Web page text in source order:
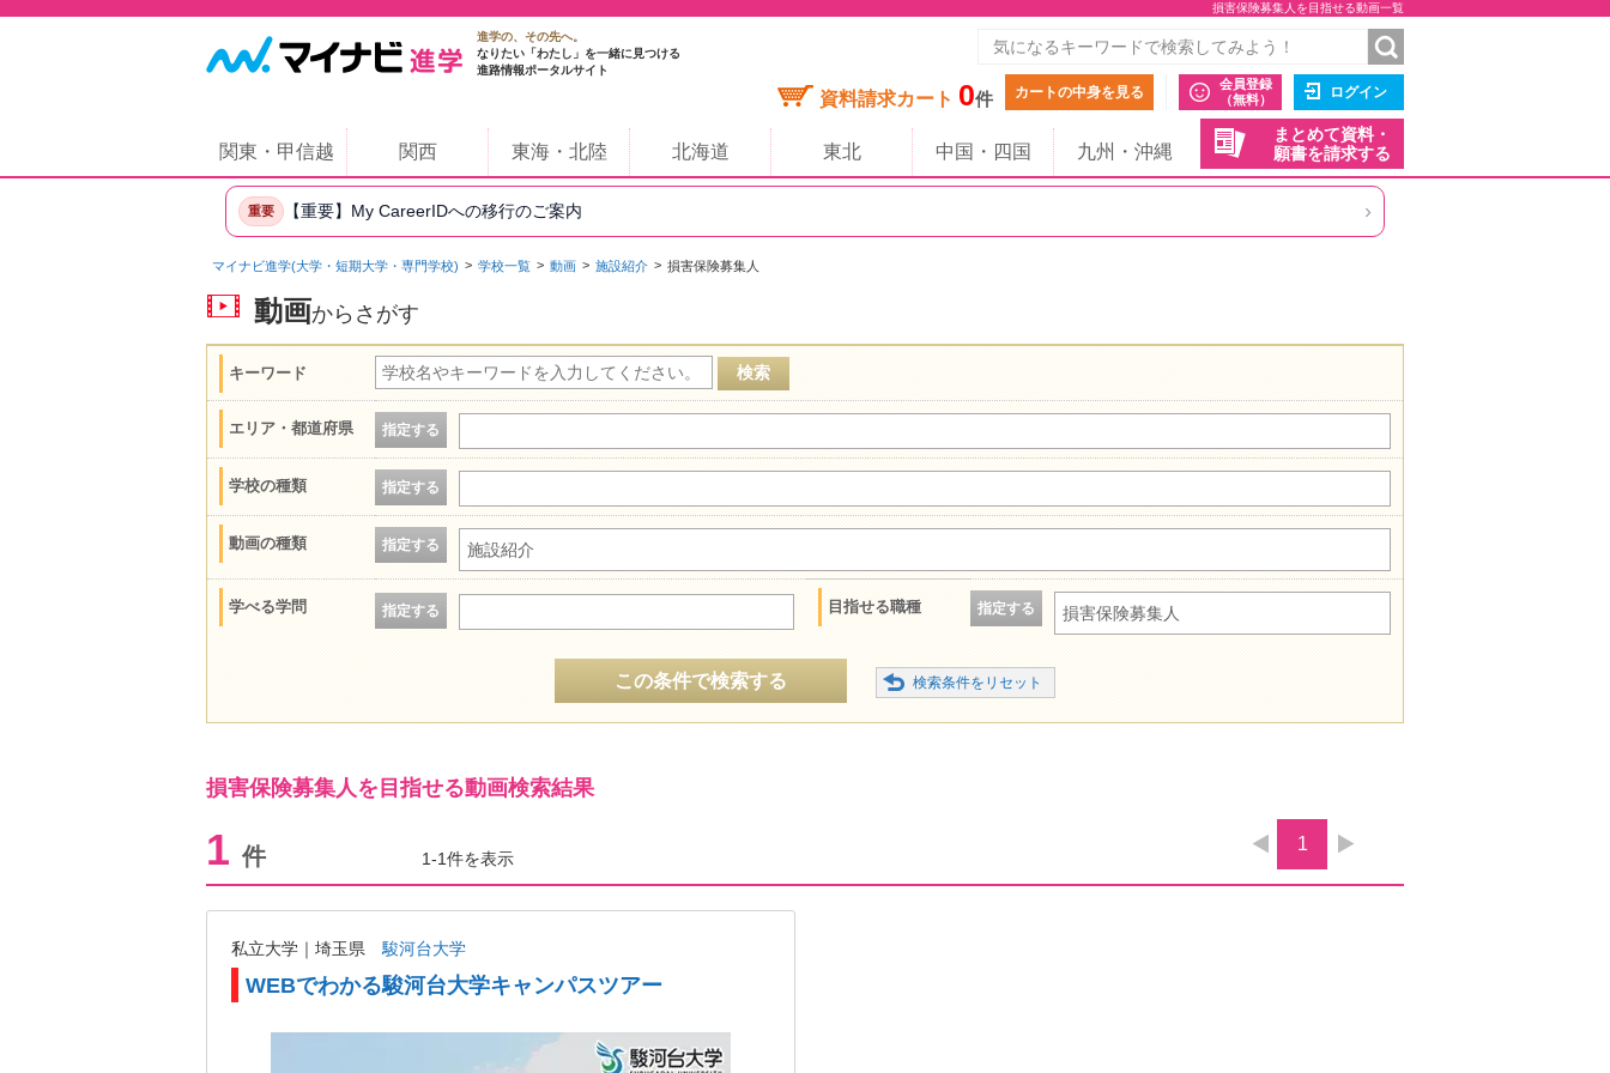
損害保険募集人を目指せる動画一覧
進学の、その先へ。
なりたい「わたし」を一緒に見つける
進路情報ポータルサイト
資料請求カート 0件 カートの中身を見る
会員登録
（無料）
ログイン
まとめて資料・
願書を請求する
関東・甲信越 関西 東海・北陸 北海道 東北 中国・四国 九州・沖縄
重要 【重要】My CareerIDへの移行のご案内 ›
マイナビ進学(大学・短期大学・専門学校) 学校一覧 動画 施設紹介 損害保険募集人
動画からさがす
キーワード
エリア・都道府県 指定する
学校の種類 指定する
動画の種類 指定する 施設紹介
学べる学問 指定する 目指せる職種 指定する 損害保険募集人
この条件で検索する
損害保険募集人を目指せる動画検索結果
1 件 1-1件を表示
1
私立大学｜埼玉県 駿河台大学
WEBでわかる駿河台大学キャンパスツアー